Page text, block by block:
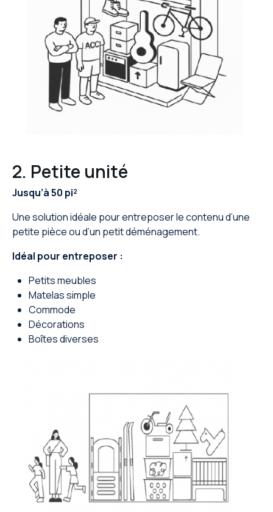
2. Petite unité
Jusqu’à 50 pi²
Une solution idéale pour entreposer le contenu d’une
petite pièce ou d’un petit déménagement.
Idéal pour entreposer :
Petits meubles
Matelas simple
Commode
Décorations
Boîtes diverses